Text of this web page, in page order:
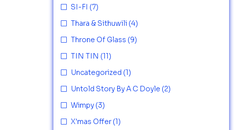
SI-FI (7)
Thara & Sithuwili (4)
Throne Of Glass (9)
TIN TIN (11)
Uncategorized (1)
Untold Story By A C Doyle (2)
Wimpy (3)
X'mas Offer (1)